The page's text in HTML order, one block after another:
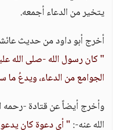
يتخير من الدعاء أجمعه.
أخرج أبو داود من حديث
" كان رسول الله -صلى الله
الجوامع من الدعاء، ويدعُ
وأخرج أيضاً عن قتادة -رحمه
الله عنه-:" أي دعوة كان يدعو